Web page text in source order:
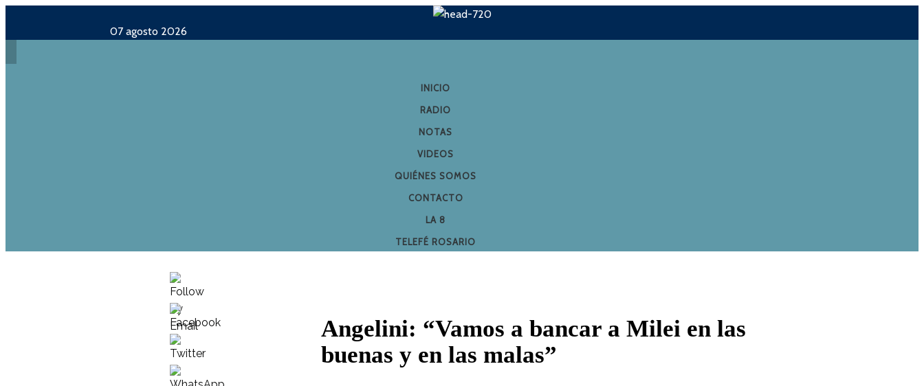
07 agosto 2026
INICIO
RADIO
NOTAS
VIDEOS
QUIÉNES SOMOS
CONTACTO
LA 8
TELEFÉ ROSARIO
Angelini: “Vamos a bancar a Milei en las
buenas y en las malas”